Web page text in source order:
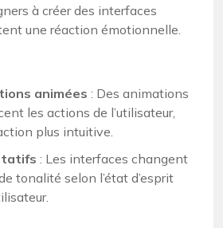
à créer des interfaces
une réaction émotionnelle.
animées : Des animations
les actions de l’utilisateur,
plus intuitive.
: Les interfaces changent
tonalité selon l’état d’esprit